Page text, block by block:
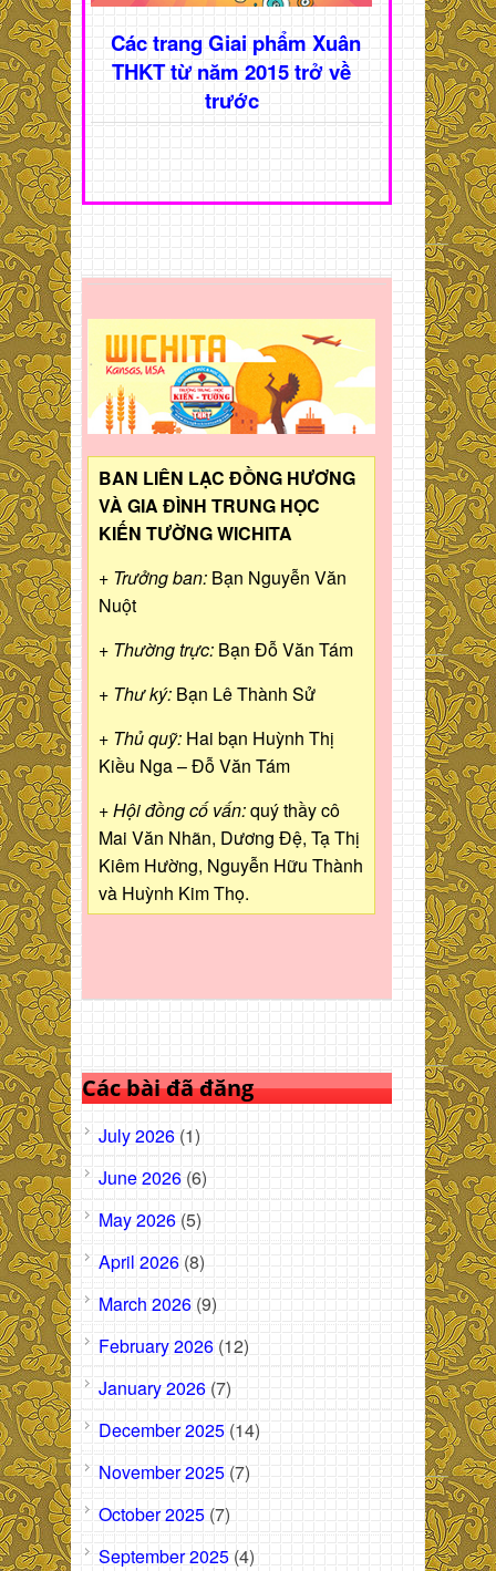
Các trang Giai phẩm Xuân
THKT từ năm 2015 trở về
trước
BAN LIÊN LẠC ĐỒNG HƯƠNG
VÀ GIA ĐÌNH TRUNG HỌC
KIẾN TƯỜNG WICHITA
+ Trưởng ban: Bạn Nguyễn Văn
Nuột
+ Thường trực: Bạn Đỗ Văn Tám
+ Thư ký: Bạn Lê Thành Sử
+ Thủ quỹ: Hai bạn Huỳnh Thị
Kiều Nga – Đỗ Văn Tám
+ Hội đồng cố vấn:quý thầy cô
Mai Văn Nhãn, Dương Đệ, Tạ Thị
Kiêm Hường, Nguyễn Hữu Thành
và Huỳnh Kim Thọ.
Các bài đã đăng
July 2026 (1)
June 2026 (6)
May 2026 (5)
April 2026 (8)
March 2026 (9)
February 2026 (12)
January 2026 (7)
December 2025 (14)
November 2025 (7)
October 2025 (7)
September 2025 (4)